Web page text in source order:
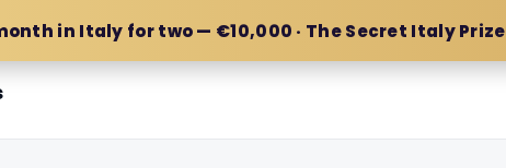
in Italy for two — €10,000 · The Secret Italy Prize